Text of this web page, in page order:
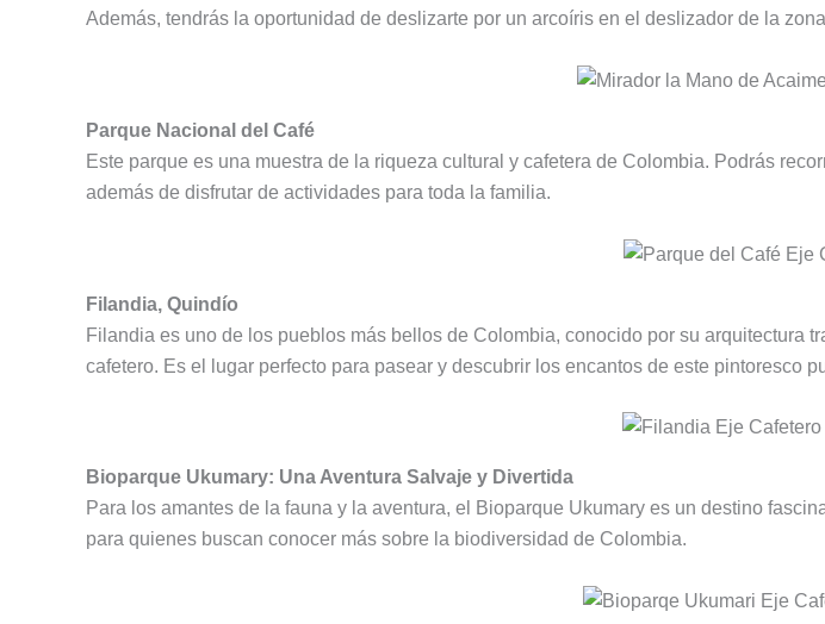
Además, tendrás la oportunidad de deslizarte por un arcoíris en el deslizador de la
Parque Nacional del Café
Este parque es una muestra de la riqueza cultural y cafetera de Colombia. Podrás
además de disfrutar de actividades para toda la familia.
Filandia, Quindío
Filandia es uno de los pueblos más bellos de Colombia, conocido por su arquitectura
cafetero. Es el lugar perfecto para pasear y descubrir los encantos de este pintoresco
Bioparque Ukumary: Una Aventura Salvaje y Divertida
Para los amantes de la fauna y la aventura, el Bioparque Ukumary es un destino
para quienes buscan conocer más sobre la biodiversidad de Colombia.